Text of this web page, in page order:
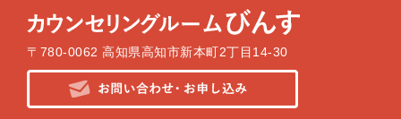
〒780-0062 高知県高知市新本町2丁目14-30